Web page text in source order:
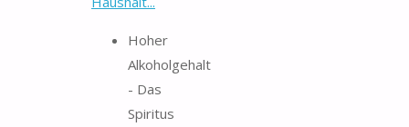
Hoher
Alkoholgehalt
- Das
Spiritus